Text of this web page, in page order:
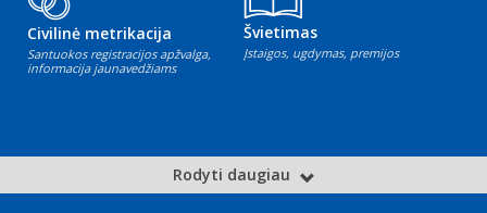
Civilinė metrikacija
Santuokos registracijos apžvalga,
informacija jaunavedžiams
Švietimas
Įstaigos, ugdymas, premijos
Rodyti daugiau